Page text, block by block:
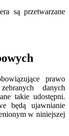
są przetwarzane
prawo
danych
takie udostępni.
będą ujawnianie
w niniejszej